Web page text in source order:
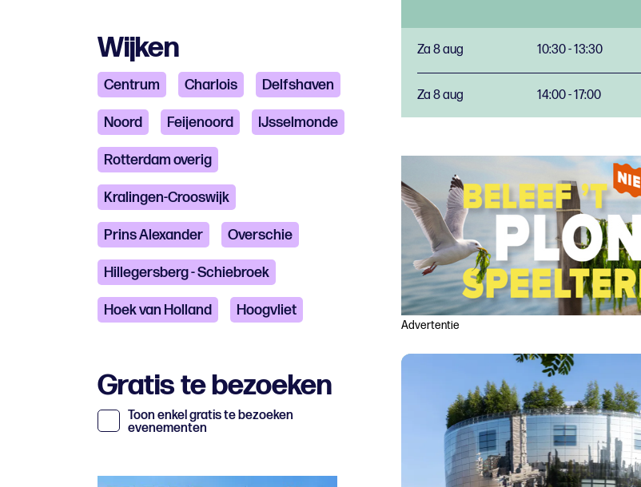
Wijken
Centrum Charlois Delfshaven
Noord Feijenoord IJsselmonde
Rotterdam overig
Kralingen-Crooswijk
Prins Alexander Overschie
Hillegersberg - Schiebroek
Hoek van Holland Hoogvliet
Gratis te bezoeken
Toon enkel gratis te bezoeken
evenementen
Za 8 aug 10:30 - 13:30
Za 8 aug 14:00 - 17:00
Advertentie